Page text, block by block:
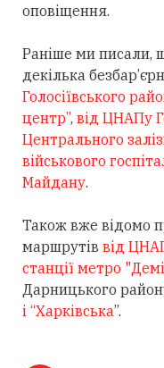
оповіщення.
Раніше ми писали,
декілька
Голосіївського
центр”, від ЦНАПу
Центрального
військового
Майдану.
Також вже відомо
маршрутів від
станції метро
Дарницького
і “Харківська”.